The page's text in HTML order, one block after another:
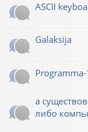
ASCII
Galaksija
Programma-
а
либо